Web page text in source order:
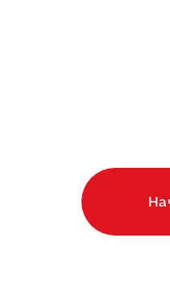
бизнес и Автосервисы